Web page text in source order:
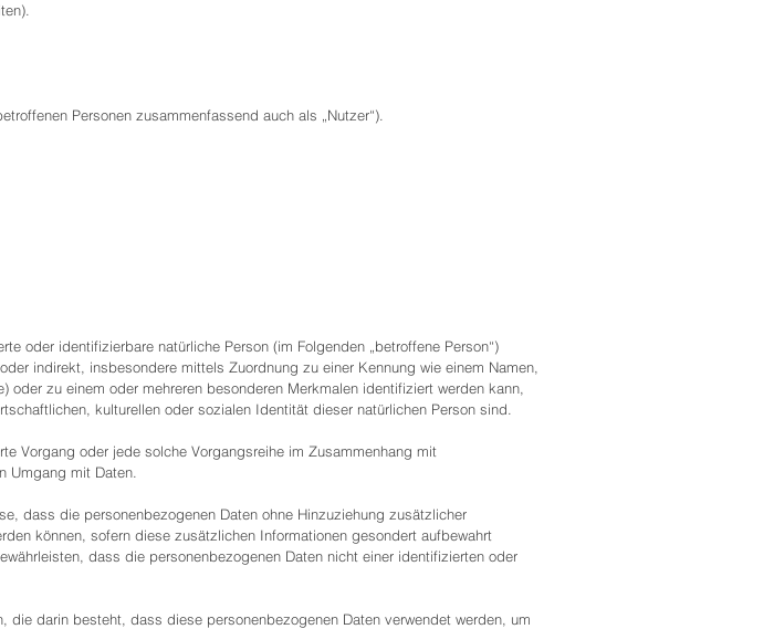
Personen zusammenfassend auch als „Nutzer“).
oder identifizierbare natürliche Person (im Folgenden „betroffene Person“)
indirekt, insbesondere mittels Zuordnung zu einer Kennung wie einem Namen,
zu einem oder mehreren besonderen Merkmalen identifiziert werden kann,
kulturellen oder sozialen Identität dieser natürlichen Person sind.
Vorgang oder jede solche Vorgangsreihe im Zusammenhang mit
Umgang mit Daten.
dass die personenbezogenen Daten ohne Hinzuziehung zusätzlicher
können, sofern diese zusätzlichen Informationen gesondert aufbewahrt
dass die personenbezogenen Daten nicht einer identifizierten oder
die darin besteht, dass diese personenbezogenen Daten verwendet werden, um